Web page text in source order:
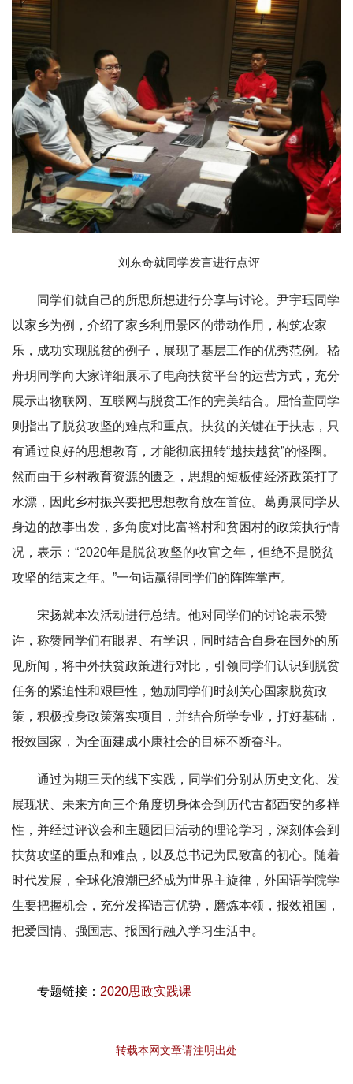
刘东奇就同学发言进行点评
同学们就自己的所思所想进行分享与讨论。尹宇珏同学
以家乡为例，介绍了家乡利用景区的带动作用，构筑农家
乐，成功实现脱贫的例子，展现了基层工作的优秀范例。嵇
舟玥同学向大家详细展示了电商扶贫平台的运营方式，充分
展示出物联网、互联网与脱贫工作的完美结合。屈怡萱同学
则指出了脱贫攻坚的难点和重点。扶贫的关键在于扶志，只
有通过良好的思想教育，才能彻底扭转“越扶越贫”的怪圈。
然而由于乡村教育资源的匮乏，思想的短板使经济政策打了
水漂，因此乡村振兴要把思想教育放在首位。葛勇展同学从
身边的故事出发，多角度对比富裕村和贫困村的政策执行情
况，表示：“2020年是脱贫攻坚的收官之年，但绝不是脱贫
攻坚的结束之年。”一句话赢得同学们的阵阵掌声。
宋扬就本次活动进行总结。他对同学们的讨论表示赞
许，称赞同学们有眼界、有学识，同时结合自身在国外的所
见所闻，将中外扶贫政策进行对比，引领同学们认识到脱贫
任务的紧迫性和艰巨性，勉励同学们时刻关心国家脱贫政
策，积极投身政策落实项目，并结合所学专业，打好基础，
报效国家，为全面建成小康社会的目标不断奋斗。
通过为期三天的线下实践，同学们分别从历史文化、发
展现状、未来方向三个角度切身体会到历代古都西安的多样
性，并经过评议会和主题团日活动的理论学习，深刻体会到
扶贫攻坚的重点和难点，以及总书记为民致富的初心。随着
时代发展，全球化浪潮已经成为世界主旋律，外国语学院学
生要把握机会，充分发挥语言优势，磨炼本领，报效祖国，
把爱国情、强国志、报国行融入学习生活中。
专题链接： 2020思政实践课
转载本网文章请注明出处